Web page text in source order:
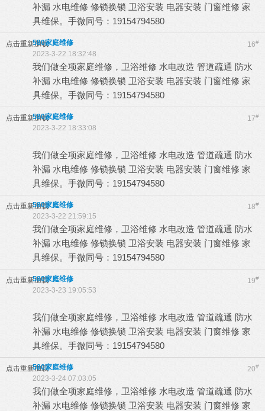
补漏 水电维修 修锁换锁 卫浴安装 电器安装 门窗维修 家
具维保。手微同号：19154794580
点击重新加载 16#
580家庭维修
2023-3-22 18:32:48
我们做全项家庭维修，卫浴维修 水电改造 管道疏通 防水
补漏 水电维修 修锁换锁 卫浴安装 电器安装 门窗维修 家
具维保。手微同号：19154794580
点击重新加载 17#
580家庭维修
2023-3-22 18:33:08
我们做全项家庭维修，卫浴维修 水电改造 管道疏通 防水
补漏 水电维修 修锁换锁 卫浴安装 电器安装 门窗维修 家
具维保。手微同号：19154794580
点击重新加载 18#
580家庭维修
2023-3-22 21:59:15
我们做全项家庭维修，卫浴维修 水电改造 管道疏通 防水
补漏 水电维修 修锁换锁 卫浴安装 电器安装 门窗维修 家
具维保。手微同号：19154794580
点击重新加载 19#
580家庭维修
2023-3-23 19:05:53
我们做全项家庭维修，卫浴维修 水电改造 管道疏通 防水
补漏 水电维修 修锁换锁 卫浴安装 电器安装 门窗维修 家
具维保。手微同号：19154794580
点击重新加载 20#
580家庭维修
2023-3-24 07:03:05
我们做全项家庭维修，卫浴维修 水电改造 管道疏通 防水
补漏 水电维修 修锁换锁 卫浴安装 电器安装 门窗维修 家